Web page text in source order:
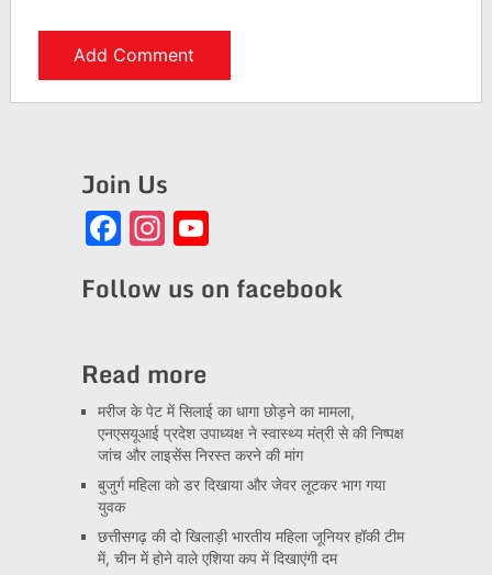
Join Us
Facebook
Instagram
YouTube
Follow us on facebook
Read more
मरीज के पेट में सिलाई का धागा छोड़ने का मामला,
एनएसयूआई प्रदेश उपाध्यक्ष ने स्वास्थ्य मंत्री से की निष्पक्ष
जांच और लाइसेंस निरस्त करने की मांग
बुजुर्ग महिला को डर दिखाया और जेवर लूटकर भाग गया
युवक
छत्तीसगढ़ की दो खिलाड़ी भारतीय महिला जूनियर हॉकी टीम
में, चीन में होने वाले एशिया कप में दिखाएंगी दम